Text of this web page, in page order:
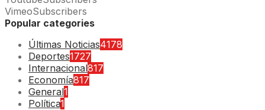
VimeoSubscribers
Popular categories
Últimas Noticias4178
Deportes1727
Internacional817
Economía817
General1
Política1